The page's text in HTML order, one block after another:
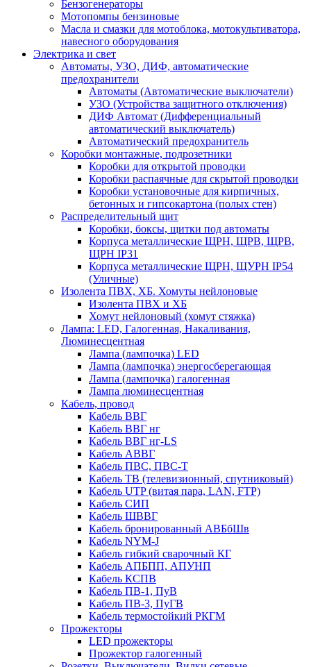
Бензогенераторы
Мотопомпы бензиновые
Масла и смазки для мотоблока, мотокультиватора,
навесного оборудования
Электрика и свет
Автоматы, УЗО, ДИФ, автоматические
предохранители
Автоматы (Автоматические выключатели)
УЗО (Устройства защитного отключения)
ДИФ Автомат (Дифференциальный
автоматический выключатель)
Автоматический предохранитель
Коробки монтажные, подрозетники
Коробки для открытой проводки
Коробки распаячные для скрытой проводки
Коробки установочные для кирпичных,
бетонных и гипсокартона (полых стен)
Распределительный щит
Коробки, боксы, щитки под автоматы
Корпуса металлические ЩРН, ЩРВ, ЩРВ,
ЩРН IP31
Корпуса металлические ЩРН, ЩУРН IP54
(Уличные)
Изолента ПВХ, ХБ. Хомуты нейлоновые
Изолента ПВХ и ХБ
Хомут нейлоновый (хомут стяжка)
Лампа: LED, Галогенная, Накаливания,
Люминесцентная
Лампа (лампочка) LED
Лампа (лампочка) энергосберегающая
Лампа (лампочка) галогенная
Лампа люминесцентная
Кабель, провод
Кабель ВВГ
Кабель ВВГ нг
Кабель ВВГ нг-LS
Кабель АВВГ
Кабель ПВС, ПВС-Т
Кабель ТВ (телевизионный, спутниковый)
Кабель UTP (витая пара, LAN, FTP)
Кабель СИП
Кабель ШВВГ
Кабель бронированный АВБбШв
Кабель NYM-J
Кабель гибкий сварочный КГ
Кабель АПБПП, АПУНП
Кабель КСПВ
Кабель ПВ-1, ПуВ
Кабель ПВ-3, ПуГВ
Кабель термостойкий РКГМ
Прожекторы
LED прожекторы
Прожектор галогенный